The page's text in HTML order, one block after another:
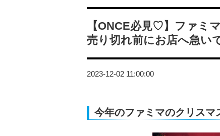
【ONCE必見♡】ファミ
売り切れ前にお店へ急い
2023-12-02 11:00:00
今年のファミマのクリス